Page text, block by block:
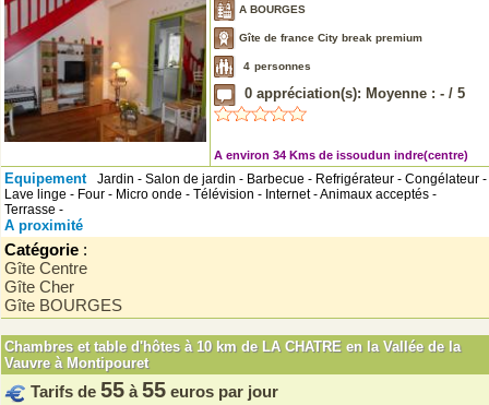
A BOURGES
Gîte de france City break premium
4 personnes
0 appréciation(s): Moyenne : - / 5
A environ 34 Kms de issoudun indre(centre)
Equipement
Jardin - Salon de jardin - Barbecue - Refrigérateur - Congélateur -
Lave linge - Four - Micro onde - Télévision - Internet - Animaux acceptés -
Terrasse -
A proximité
Catégorie :
Gîte Centre
Gîte Cher
Gîte BOURGES
Chambres et table d'hôtes à 10 km de LA CHATRE en la Vallée de la
Vauvre à Montipouret
Tarifs de 55 à 55 euros par jour